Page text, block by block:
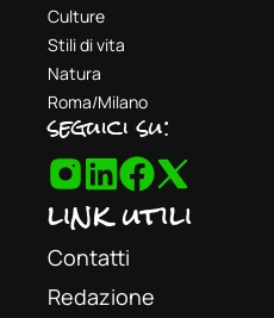
Culture
Stili di vita
Natura
Roma/Milano
seguici su:
link utili
Contatti
Redazione